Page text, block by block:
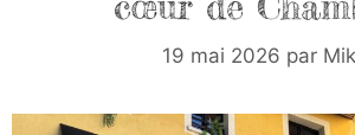
19 mai 2026 par